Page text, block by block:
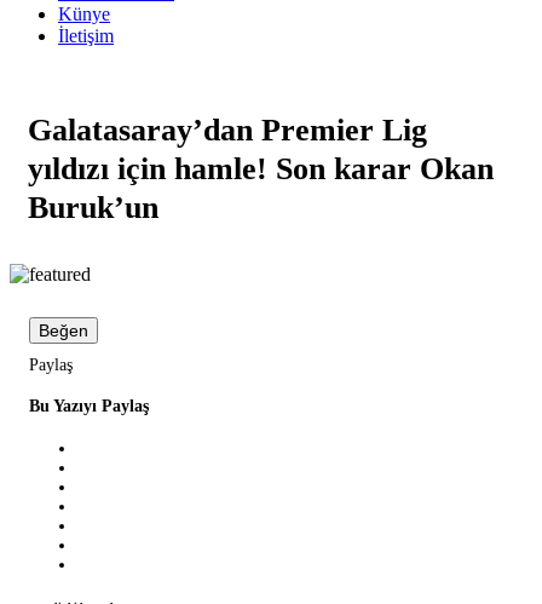
Künye
İletişim
Galatasaray’dan Premier Lig
yıldızı için hamle! Son karar Okan
Buruk’un
Beğen
Paylaş
Bu Yazıyı Paylaş